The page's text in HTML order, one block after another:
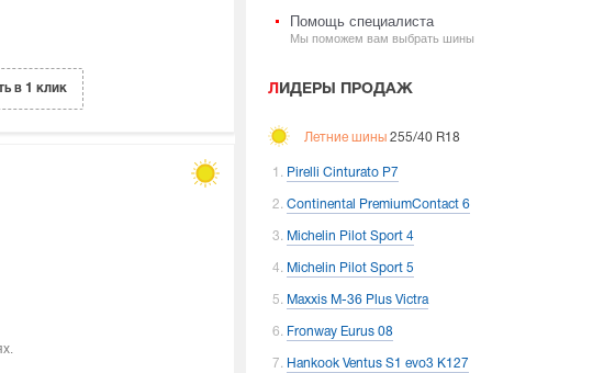
в 1 клик
Помощь специалиста
Мы поможем вам выбрать шины
ЛИДЕРЫ ПРОДАЖ
Летние шины 255/40 R18
Pirelli Cinturato P7
Continental PremiumContact 6
Michelin Pilot Sport 4
Michelin Pilot Sport 5
Maxxis M-36 Plus Victra
Fronway Eurus 08
Hankook Ventus S1 evo3 K127